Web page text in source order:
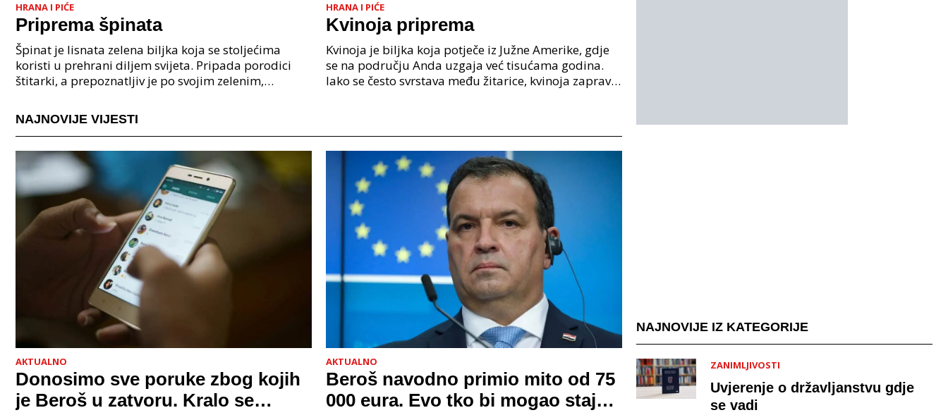
HRANA I PIĆE
Priprema špinata
Špinat je lisnata zelena biljka koja se stoljećima
koristi u prehrani diljem svijeta. Pripada porodici
štitarki, a prepoznatljiv je po svojim zelenim,
HRANA I PIĆE
Kvinoja priprema
Kvinoja je biljka koja potječe iz Južne Amerike, gdje
se na području Anda uzgaja već tisućama godina.
Iako se često svrstava među žitarice, kvinoja zapravo
NAJNOVIJE VIJESTI
AKTUALNO
Donosimo sve poruke zbog kojih
je Beroš u zatvoru. Kralo se
AKTUALNO
Beroš navodno primio mito od 75
000 eura. Evo tko bi mogao stajati
NAJNOVIJE IZ KATEGORIJE
ZANIMLJIVOSTI
Uvjerenje o državljanstvu gdje
se vadi